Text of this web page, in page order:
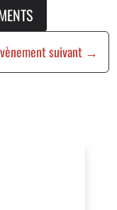
suivant →